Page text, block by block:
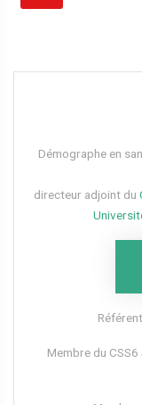
Démographe en
directeur adjoint du
Membre du CSS6​